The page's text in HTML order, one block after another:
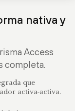
nativa y
Access
completa.
que
activa-activa.